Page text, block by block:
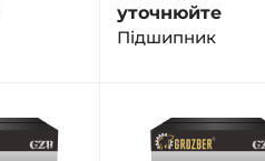
уточнюйте
Підшипник